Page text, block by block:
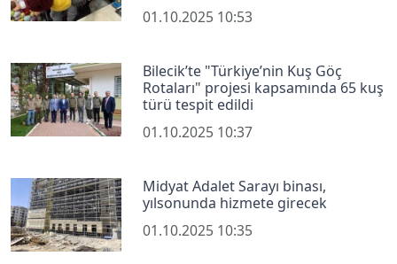
01.10.2025 10:53
Bilecik’te "Türkiye’nin Kuş Göç
Rotaları" projesi kapsamında 65 kuş
türü tespit edildi
01.10.2025 10:37
Midyat Adalet Sarayı binası,
yılsonunda hizmete girecek
01.10.2025 10:35